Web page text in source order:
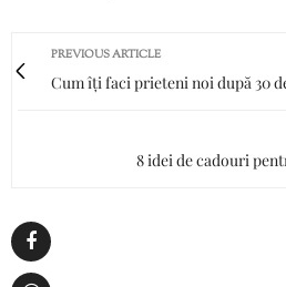
PREVIOUS ARTICLE
Cum îți faci prieteni noi după 30
8 idei de cadouri